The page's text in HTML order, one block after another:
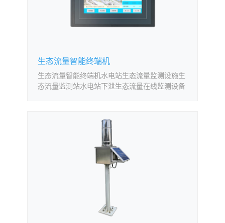
生态流量智能终端机
生态流量智能终端机水电站生态流量监测设施生
态流量监测站水电站下泄生态流量在线监测设备